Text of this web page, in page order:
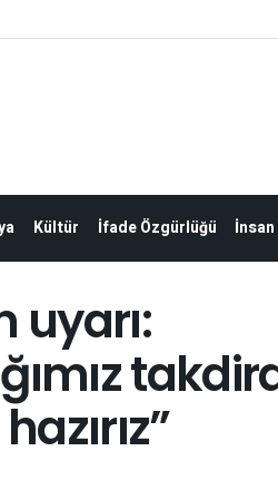
Kültür İfade Özgürlüğü İnsan
uyarı: